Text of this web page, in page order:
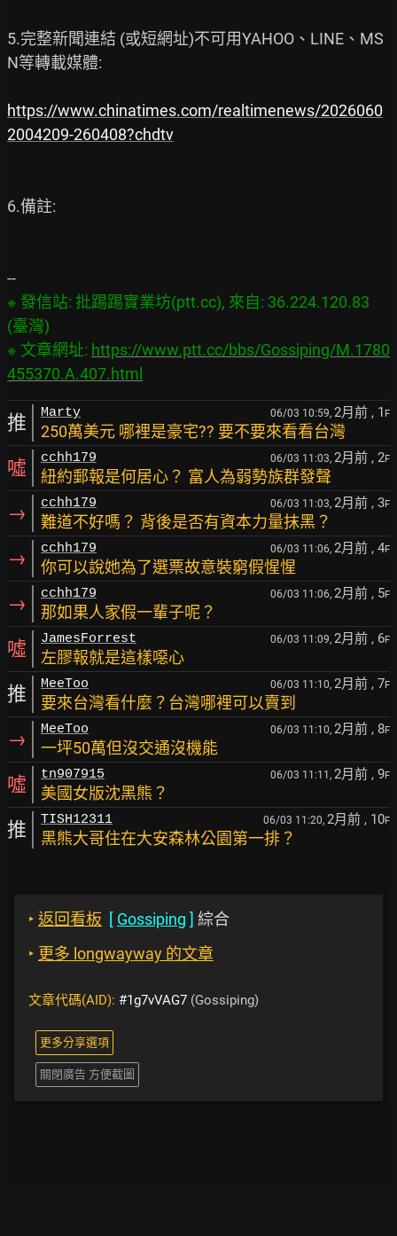
5.完整新聞連結 (或短網址)不可用YAHOO、LINE、MS
N等轉載媒體:
https://www.chinatimes.com/realtimenews/2026060
2004209-260408?chdtv
6.備註:
※ 發信站: 批踢踢實業坊(ptt.cc), 來自: 36.224.120.83
(臺灣)
※ 文章網址: https://www.ptt.cc/bbs/Gossiping/M.1780
455370.A.407.html
推 Marty 06/03 10:59, 2月前 , 1 F
250萬美元 哪裡是豪宅?? 要不要來看看台灣
噓 cchh179 06/03 11:03, 2月前 , 2F
紐約郵報是何居心？ 富人為弱勢族群發聲
→ cchh179 06/03 11:03, 2月前 , 3F
難道不好嗎？ 背後是否有資本力量抹黑？
→ cchh179 06/03 11:06, 2月前 , 4F
你可以說她為了選票故意裝窮假惺惺
→ cchh179 06/03 11:06, 2月前 , 5F
那如果人家假一輩子呢？
噓 JamesForrest 06/03 11:09, 2月前 , 6F
左膠報就是這樣噁心
推 MeeToo 06/03 11:10, 2月前 , 7F
要來台灣看什麼？台灣哪裡可以賣到
→ MeeToo 06/03 11:10, 2月前 , 8F
一坪50萬但沒交通沒機能
噓 tn907915 06/03 11:11, 2月前 , 9F
美國女版沈黑熊？
推 TISH12311 06/03 11:20, 2月前 , 10F
黑熊大哥住在大安森林公園第一排？
‣ 返回看板 [ Gossiping ] 綜合
‣ 更多 longwayway 的文章
文章代碼(AID): #1g7vVAG7 (Gossiping)
更多分享選項
關閉廣告 方便截圖